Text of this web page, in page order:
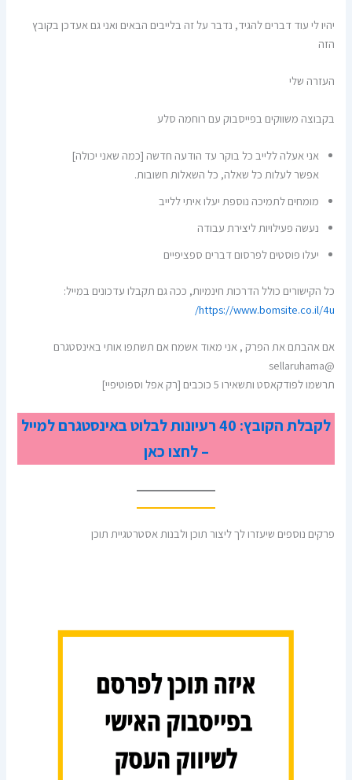
יהיו לי עוד דברים להגיד, נדבר על זה בלייבים הבאים ואני גם אעדכן בקובץ
הזה
העזרה שלי
בקבוצה משווקים בפייסבוק עם רוחמה סלע
אני אעלה ללייב כל בוקר עד הודעה חדשה [כמה שאני יכולה]
אפשר לעלות כל שאלה, כל השאלות חשובות.
מומחים לתמיכה נוספת יעלו איתי ללייב
נעשה פעילויות ליצירת עבודה
יעלו פוסטים לפרסום דברים ספציפיים
כל הקישורים כולל הדרכות חינמיות, ככה גם תקבלו עדכונים במייל:
https://www.bomsite.co.il/4u/
אם אהבתם את הפרק , אני מאוד אשמח אם תשתפו אותי באינסטגרם
@sellaruhama
תרשמו לפודקאסט ותשאירו 5 כוכבים [רק אפל וספוטיפיי]
לקבלת הקובץ: 40 רעיונות לבלוט באינסטגרם למייל
– לחצו כאן
פרקים נוספים שיעזרו לך ליצור תוכן ולבנות אסטרטגיית תוכן